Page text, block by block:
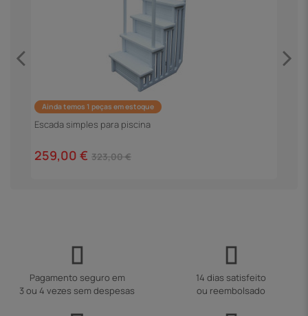
Ainda temos 1 peças em estoque
Escada simples para piscina
259,00 € 323,00 €
Pagamento seguro em
3 ou 4 vezes sem despesas
14 dias satisfeito
ou reembolsado